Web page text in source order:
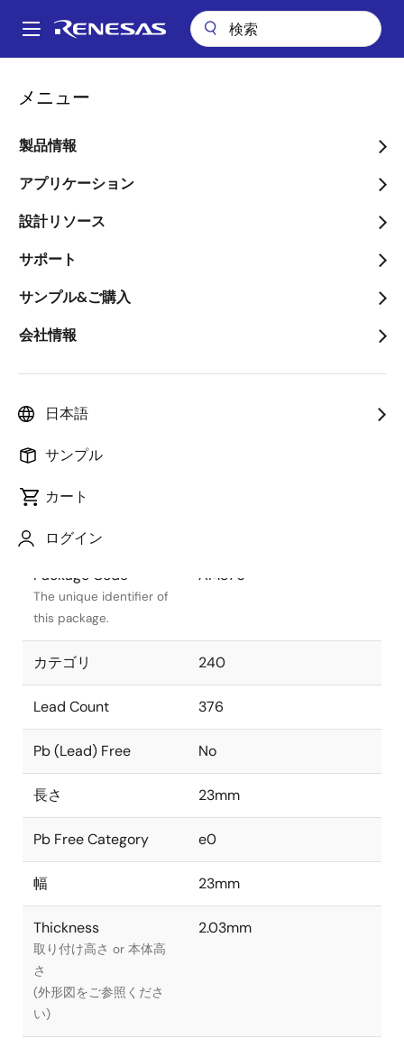
ン
Main
メニュー
製品情報
アプリケーション
設計リソース
サポート
サンプル&ご購入
会社情報
日本語
サンプル
カート
ログイン
パ
ン
く
ず
Descriptive text for this
mm 1.00mm Pitch
Package Type
クラス
Package Code
The unique identifier of
this package.
AM376
カテゴリ 240
Lead Count 376
Pb (Lead) Free No
長さ 23mm
Pb Free Category e0
幅 23mm
Thickness
取り付け高さ or 本体高
さ
(外形図をご参照くださ
い)
2.03mm